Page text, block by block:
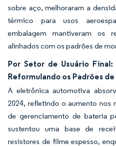
sobre aço, melhoraram a
térmico para usos
embalagem mantiveram os
alinhados com os padrões de
Por Setor de Usuário
Reformulando os Padrões
A eletrônica automotiva
2024, refletindo o aumento nos
de gerenciamento de bateria
sustentou uma base de
resistores de filme espesso,